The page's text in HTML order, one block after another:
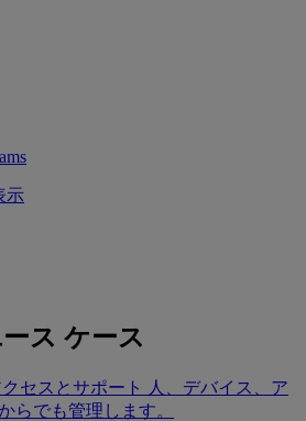
示
ス ケース
セスとサポート
人、デバイス、ア
らでも管理します。